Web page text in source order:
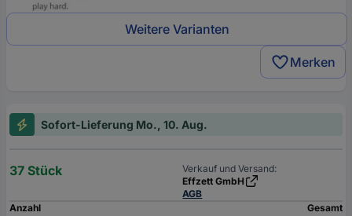
Weitere Varianten
Merken
Sofort-Lieferung Mo., 10. Aug.
37 Stück
Verkauf und Versand:
Effzett GmbH
AGB
Anzahl
Gesamt